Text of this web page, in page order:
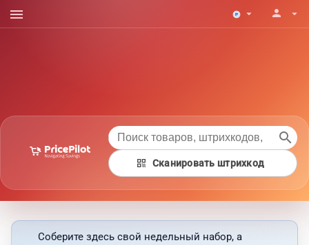
menu arrow_drop_down person arrow_drop_down
search
qr_code Сканировать штрихкод
Соберите здесь свой недельный набор, а